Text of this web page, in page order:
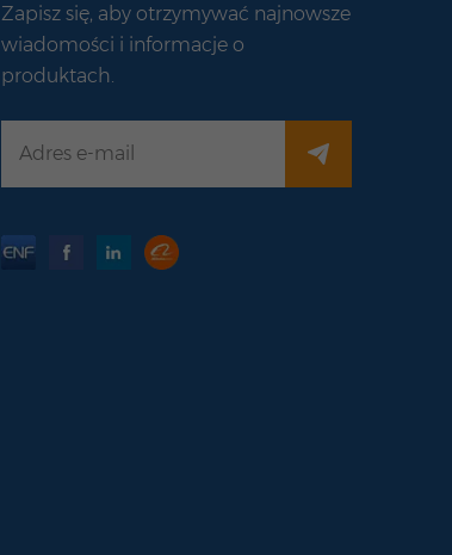
Zapisz się, aby otrzymywać najnowsze
wiadomości i informacje o
produktach.